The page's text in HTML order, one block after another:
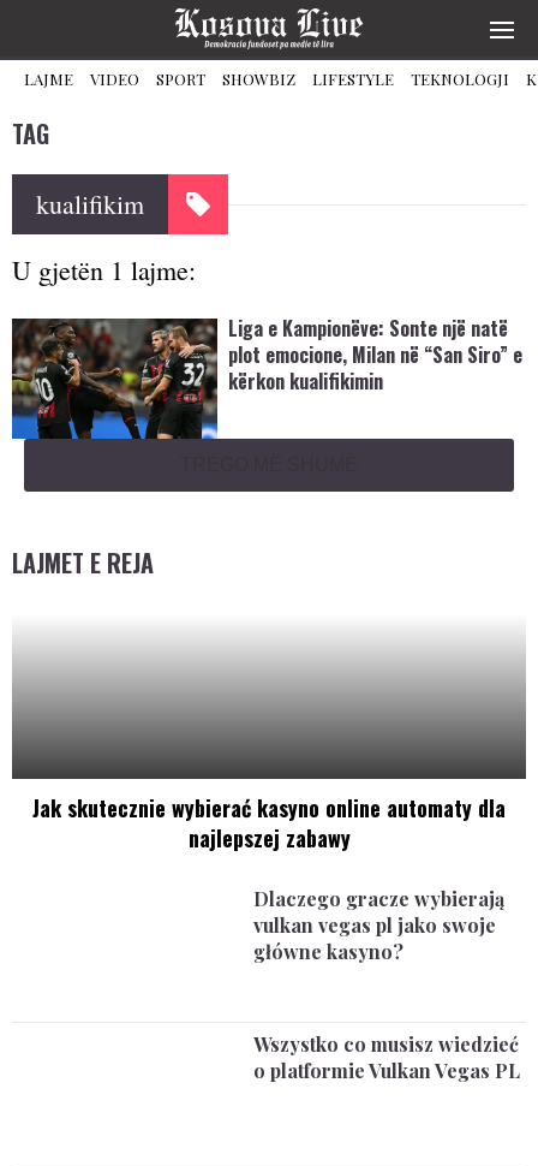
LAJME VIDEO SPORT SHOWBIZ LIFESTYLE TEKNOLOGJI
TAG
kualifikim
U gjetën 1 lajme:
Liga e Kampionëve: Sonte një natë
plot emocione, Milan në “San Siro” e
kërkon kualifikimin
LAJMET E REJA
Jak skutecznie wybierać kasyno online automaty dla
najlepszej zabawy
Dlaczego gracze wybierają
vulkan vegas pl jako swoje
główne kasyno?
Wszystko co musisz wiedzieć
o platformie Vulkan Vegas PL